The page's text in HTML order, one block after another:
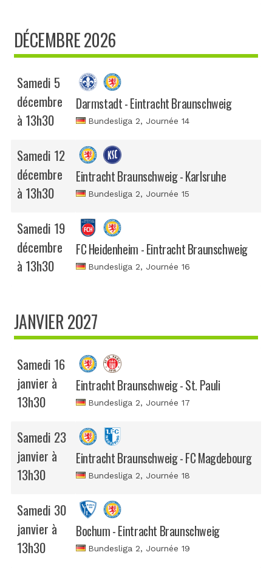
DÉCEMBRE 2026
Samedi 5
décembre
à 13h30
Darmstadt - Eintracht Braunschweig
Bundesliga 2, Journée 14
Samedi 12
décembre
à 13h30
Eintracht Braunschweig - Karlsruhe
Bundesliga 2, Journée 15
Samedi 19
décembre
à 13h30
FC Heidenheim - Eintracht Braunschweig
Bundesliga 2, Journée 16
JANVIER 2027
Samedi 16
janvier à
13h30
Eintracht Braunschweig - St. Pauli
Bundesliga 2, Journée 17
Samedi 23
janvier à
13h30
Eintracht Braunschweig - FC Magdebourg
Bundesliga 2, Journée 18
Samedi 30
janvier à
13h30
Bochum - Eintracht Braunschweig
Bundesliga 2, Journée 19